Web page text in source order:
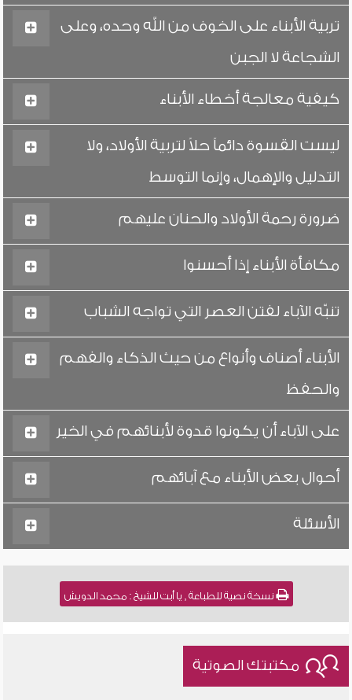
تربية الأبناء على الخوف من الله وحده، وعلى
الشجاعة لا الجبن
كيفية معالجة أخطاء الأبناء
ليست القسوة دائماً حلاً لتربية الأولاد، ولا
التدليل والإهمال، وإنما التوسط
ضرورة رحمة الأولاد والحنان عليهم
مكافأة الأبناء إذا أحسنوا
تنبّه الآباء لفتن العصر التي تواجه الشباب
الأبناء أصناف وأنواع من حيث الذكاء والفهم
والحفظ
على الآباء أن يكونوا قدوة لأبنائهم في الخير
أحوال بعض الأبناء مع آبائهم
الأسئلة
نسخة نصية للطباعة , يا أبت للشيخ : محمد الدويش
مكتبتك الصوتية